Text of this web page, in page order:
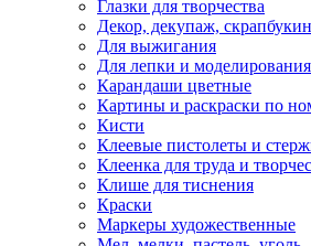
Глазки для творчества
Декор, декупаж,
Для выжигания
Для лепки и моделирования
Карандаши цветные
Картины и раскраски по
Кисти
Клеевые пистолеты и
Клеенка для труда и
Клише для тиснения
Краски
Маркеры художественные